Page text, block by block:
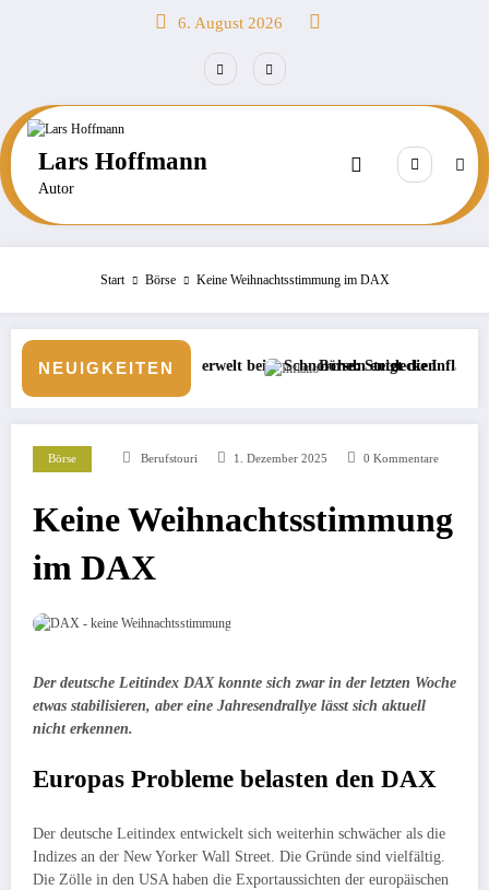
6. August 2026
Lars Hoffmann
Autor
Start Börse Keine Weihnachtsstimmung im DAX
NEUIGKEITEN
beim Schnorcheln entdecken
Börse: Steigt die Inflation wieder? Neue
Börse Berufstouri 1. Dezember 2025 0 Kommentare
Keine Weihnachtsstimmung
im DAX
Der deutsche Leitindex DAX konnte sich zwar in der letzten Woche
etwas stabilisieren, aber eine Jahresendrallye lässt sich aktuell
nicht erkennen.
Europas Probleme belasten den DAX
Der deutsche Leitindex entwickelt sich weiterhin schwächer als die
Indizes an der New Yorker Wall Street. Die Gründe sind vielfältig.
Die Zölle in den USA haben die Exportaussichten der europäischen